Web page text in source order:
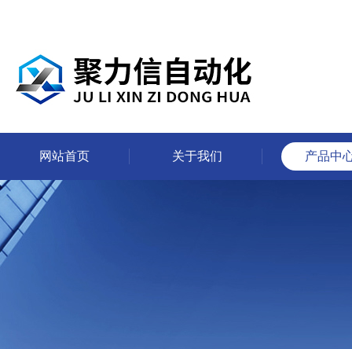
网站首页 关于我们 产品中